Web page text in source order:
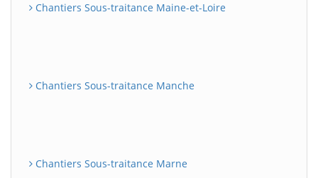
Chantiers Sous-traitance Maine-et-Loire
Chantiers Sous-traitance Manche
Chantiers Sous-traitance Marne